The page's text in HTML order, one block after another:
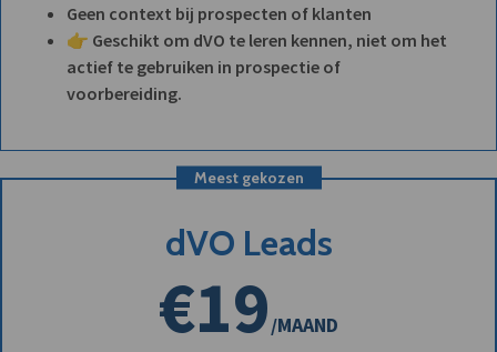
Geen context bij prospecten of klanten
👉 Geschikt om dVO te leren kennen, niet om het
actief te gebruiken in prospectie of
voorbereiding.
Meest gekozen
dVO Leads
€19/MAAND